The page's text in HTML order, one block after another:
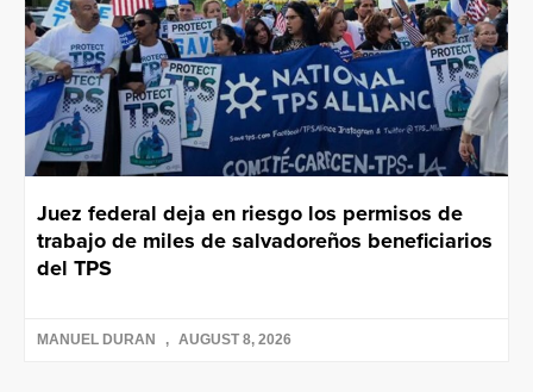
Juez federal deja en riesgo los permisos de
trabajo de miles de salvadoreños beneficiarios
del TPS
MANUEL DURAN AUGUST 8, 2026